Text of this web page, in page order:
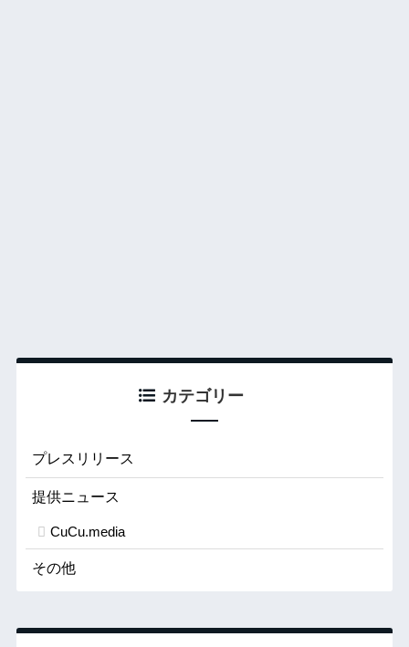
カテゴリー
プレスリリース
提供ニュース
CuCu.media
その他